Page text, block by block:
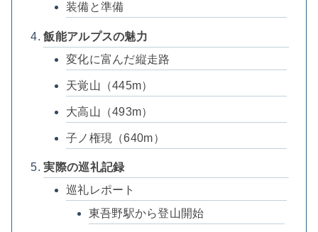
装備と準備
飯能アルプスの魅力
変化に富んだ縦走路
天覚山（445m）
大高山（493m）
子ノ権現（640m）
実際の巡礼記録
巡礼レポート
東吾野駅から登山開始